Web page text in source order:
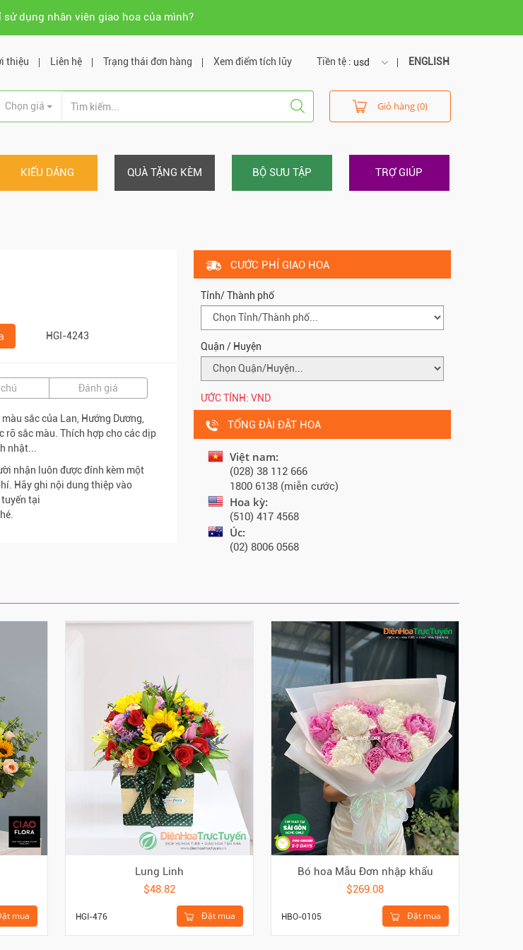
sử dụng nhân viên giao hoa của mình?
Tiền tệ : usd
usd
vnd
ENGLISH
thiệu Liên hệ Trạng thái đơn hàng Xem điểm tích lũy
Chọn giá Giỏ hàng (0)
KIỂU DÁNG QUÀ TẶNG KÈM BỘ SƯU TẬP TRỢ GIÚP
HGI-4243
Đánh giá
sắc của Lan, Hướng Dương,
rỡ sắc màu. Thích hợp cho các dịp
nhật...
nhận luôn được đính kèm một
Hãy ghi nội dung thiệp vào
tại
CƯỚC PHÍ GIAO HOA
Tỉnh/ Thành phố
Quận / Huyện
ƯỚC TÍNH: VND
TỔNG ĐÀI ĐẶT HOA
Việt nam:
(028) 38 112 666
1800 6138 (miễn cước)
Hoa kỳ:
(510) 417 4568
Úc:
(02) 8006 0568
mua
Lung Linh
$48.82
Đặt mua
HGI-476
Bó hoa Mẫu Đơn nhập khẩu
$269.08
Đặt mua
HBO-0105